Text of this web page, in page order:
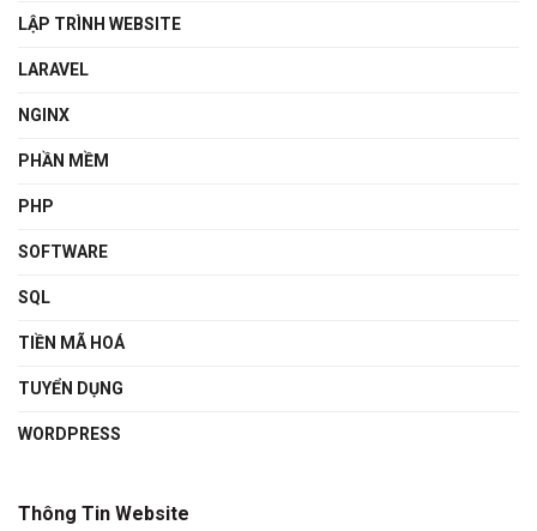
LẬP TRÌNH WEBSITE
LARAVEL
NGINX
PHẦN MỀM
PHP
SOFTWARE
SQL
TIỀN MÃ HOÁ
TUYỂN DỤNG
WORDPRESS
Thông Tin Website